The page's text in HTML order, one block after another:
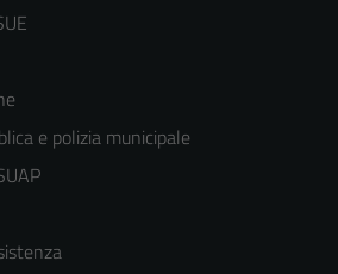
e polizia municipale